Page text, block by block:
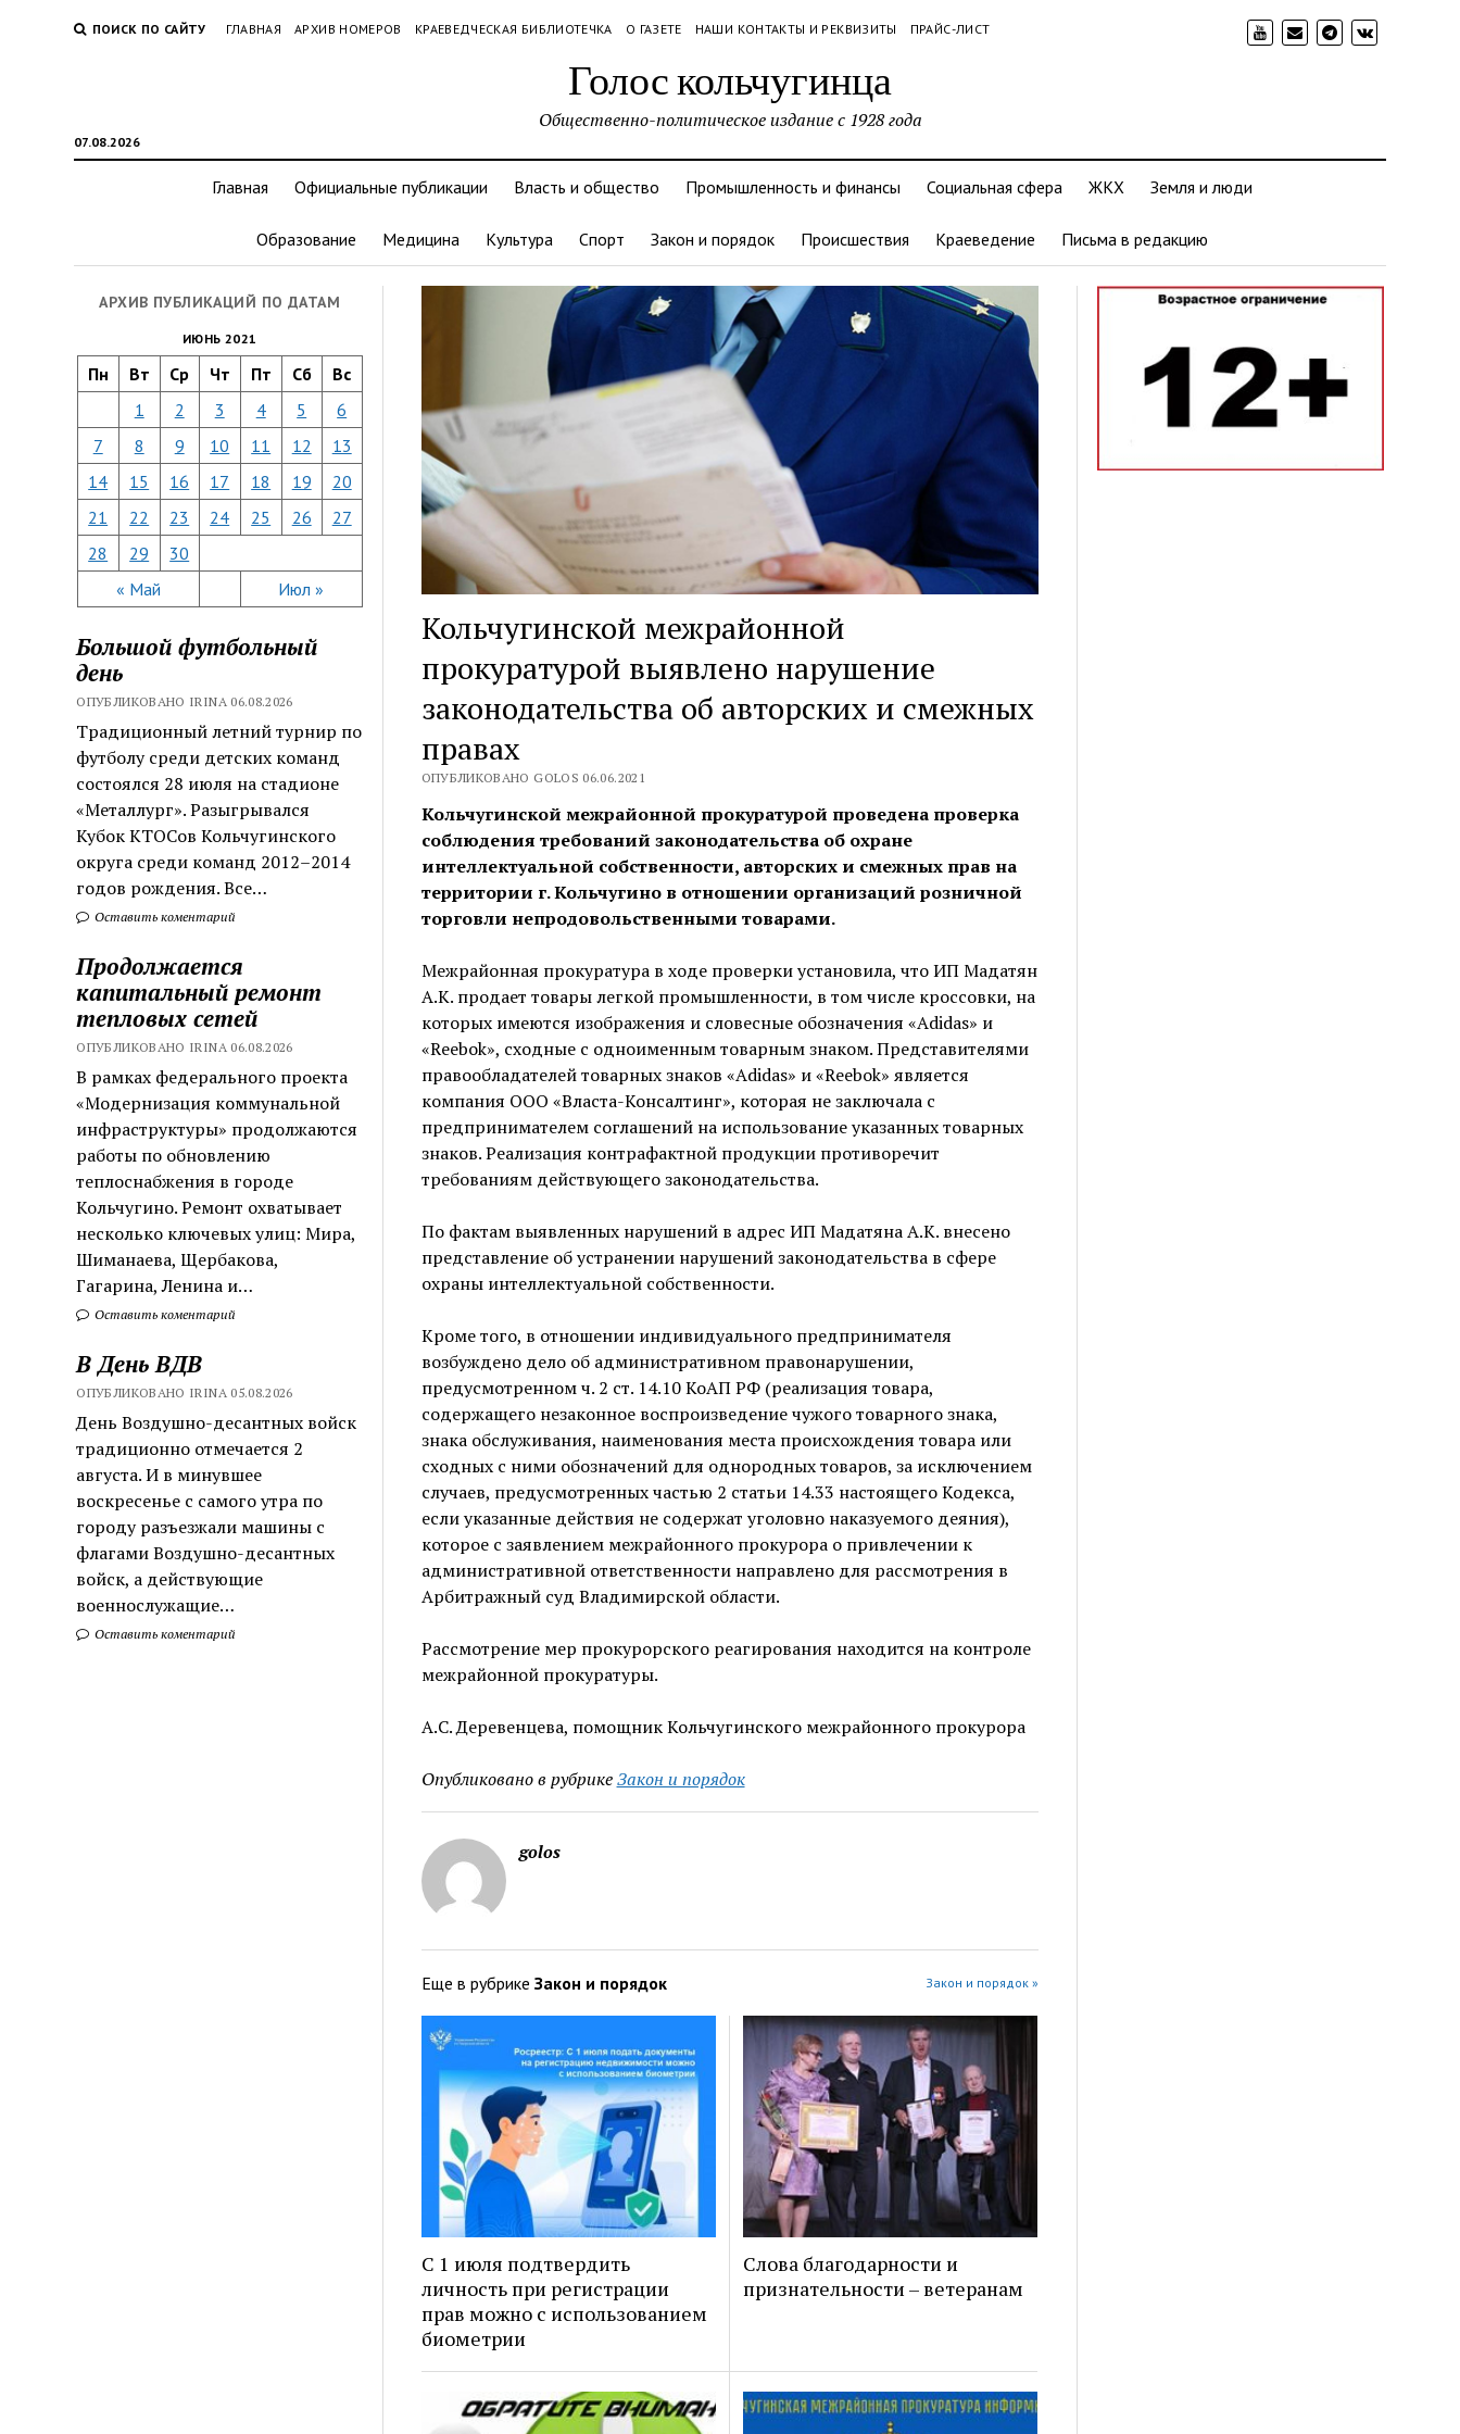
ПОИСК ПО САЙТУ ГЛАВНАЯ АРХИВ НОМЕРОВ КРАЕВЕДЧЕСКАЯ БИБЛИОТЕЧКА О ГАЗЕТЕ НАШИ КОНТАКТЫ И РЕКВИЗИТЫ ПРАЙС-ЛИСТ
Голос кольчугинца
07.08.2026
Общественно-политическое издание с 1928 года
Главная Официальные публикации Власть и общество Промышленность и финансы Социальная сфера ЖКХ Земля и люди
Образование Медицина Культура Спорт Закон и порядок Происшествия Краеведение Письма в редакцию
АРХИВ ПУБЛИКАЦИЙ ПО ДАТАМ
ИЮНЬ 2021
Пн Вт Ср Чт Пт Сб Вс
« Май Июл »
1 2 3 4 5
6
7
8 9 10 11 12
13
14
15 16 17 18 19
20
21
22 23 24 25 26
27
28
29 30
Большой футбольный
день
ОПУБЛИКОВАНО IRINA 06.08.2026
Традиционный летний турнир по
футболу среди детских команд
состоялся 28 июля на стадионе
«Металлург». Разыгрывался
Кубок КТОСов Кольчугинского
округа среди команд 2012–2014
годов рождения. Все…
Оставить коментарий
Продолжается
капитальный ремонт
тепловых сетей
ОПУБЛИКОВАНО IRINA 06.08.2026
В рамках федерального проекта
«Модернизация коммунальной
инфраструктуры» продолжаются
работы по обновлению
теплоснабжения в городе
Кольчугино. Ремонт охватывает
несколько ключевых улиц: Мира,
Шиманаева, Щербакова,
Гагарина, Ленина и…
Оставить коментарий
В День ВДВ
ОПУБЛИКОВАНО IRINA 05.08.2026
День Воздушно-десантных войск
традиционно отмечается 2
августа. И в минувшее
воскресенье с самого утра по
городу разъезжали машины с
флагами Воздушно-десантных
войск, а действующие
военнослужащие…
Оставить коментарий
Кольчугинской межрайонной
прокуратурой выявлено нарушение
законодательства об авторских и смежных
правах
ОПУБЛИКОВАНО GOLOS 06.06.2021
Кольчугинской межрайонной прокуратурой проведена проверка
соблюдения требований законодательства об охране
интеллектуальной собственности, авторских и смежных прав на
территории г. Кольчугино в отношении организаций розничной
торговли непродовольственными товарами.
Межрайонная прокуратура в ходе проверки установила, что ИП Мадатян
А.К. продает товары легкой промышленности, в том числе кроссовки, на
которых имеются изображения и словесные обозначения «Adidas» и
«Reebok», сходные с одноименным товарным знаком. Представителями
правообладателей товарных знаков «Adidas» и «Reebok» является
компания ООО «Власта-Консалтинг», которая не заключала с
предпринимателем соглашений на использование указанных товарных
знаков. Реализация контрафактной продукции противоречит
требованиям действующего законодательства.
По фактам выявленных нарушений в адрес ИП Мадатяна А.К. внесено
представление об устранении нарушений законодательства в сфере
охраны интеллектуальной собственности.
Кроме того, в отношении индивидуального предпринимателя
возбуждено дело об административном правонарушении,
предусмотренном ч. 2 ст. 14.10 КоАП РФ (реализация товара,
содержащего незаконное воспроизведение чужого товарного знака,
знака обслуживания, наименования места происхождения товара или
сходных с ними обозначений для однородных товаров, за исключением
случаев, предусмотренных частью 2 статьи 14.33 настоящего Кодекса,
если указанные действия не содержат уголовно наказуемого деяния),
которое с заявлением межрайонного прокурора о привлечении к
административной ответственности направлено для рассмотрения в
Арбитражный суд Владимирской области.
Рассмотрение мер прокурорского реагирования находится на контроле
межрайонной прокуратуры.
А.С. Деревенцева, помощник Кольчугинского межрайонного прокурора
Опубликовано в рубрике Закон и порядок
golos
Еще в рубрике Закон и порядок Закон и порядок »
С 1 июля подтвердить
личность при регистрации
прав можно с использованием
биометрии
Слова благодарности и
признательности – ветеранам